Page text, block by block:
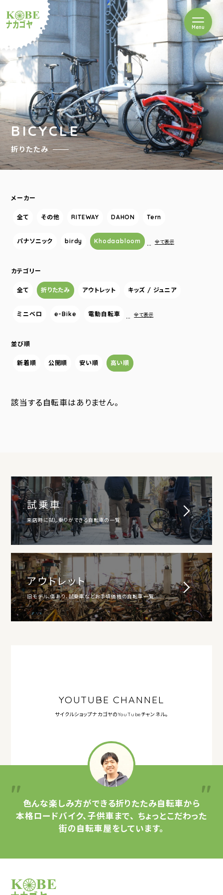
ルショップナカゴヤ
Menuを開閉
BICYCLE
折りたたみ
メーカー
全て その他 RITEWAY DAHON Tern
パナソニック birdy Khodaabloom … 全て表示
カテゴリー
全て 折りたたみ アウトレット キッズ / ジュニア
ミニベロ e-Bike 電動自転車 … 全て表示
並び順
新着順 公開順 安い順 高い順
該当する自転車はありません。
試乗車
来店時に試し乗りができる自転車の一覧
アウトレット
旧モデル、傷あり、試乗車などお手頃価格の自転車一覧
YOUTUBE CHANNEL
サイクルショップナカゴヤのYouTubeチャンネル。
色んな楽しみ方ができる折りたたみ自転車から
本格ロードバイク、子供車まで、 ちょっとこだわった
街の自転車屋をしています。
サイクルショップナカゴヤ